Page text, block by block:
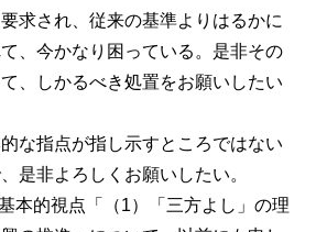
求され、従来の基準よりはるかに
、今かなり困っている。是非その
、しかるべき処置をお願いしたい
な指点が指し示すところではない
是非よろしくお願いしたい。
本的視点「（1）「三方よし」の理